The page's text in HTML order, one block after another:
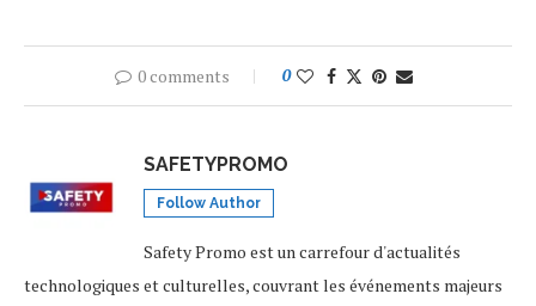
0 comments 0
SAFETYPROMO
Follow Author
Safety Promo est un carrefour d'actualités
technologiques et culturelles, couvrant les événements majeurs